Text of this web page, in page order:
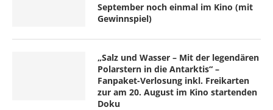
September noch einmal im Kino (mit
Gewinnspiel)
„Salz und Wasser – Mit der legendären
Polarstern in die Antarktis“ –
Fanpaket-Verlosung inkl. Freikarten
zur am 20. August im Kino startenden
Doku